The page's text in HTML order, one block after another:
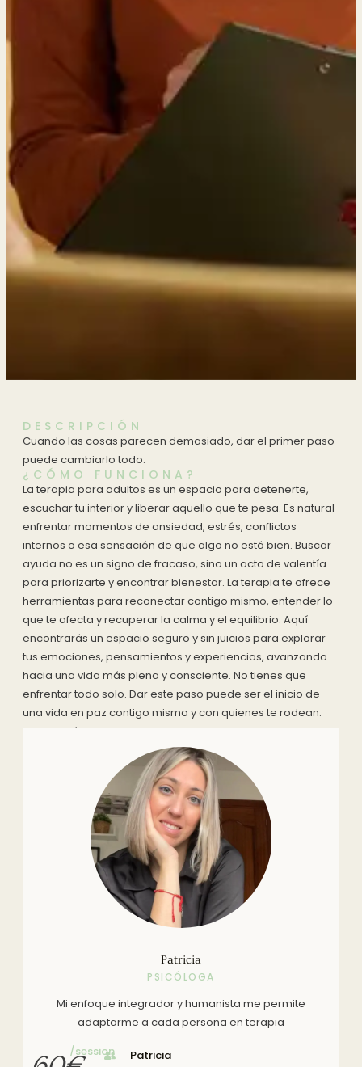
DESCRIPCIÓN
Cuando las cosas parecen demasiado, dar el primer paso
puede cambiarlo todo.
¿CÓMO FUNCIONA?
La terapia para adultos es un espacio para detenerte,
escuchar tu interior y liberar aquello que te pesa. Es natural
enfrentar momentos de ansiedad, estrés, conflictos
internos o esa sensación de que algo no está bien. Buscar
ayuda no es un signo de fracaso, sino un acto de valentía
para priorizarte y encontrar bienestar. La terapia te ofrece
herramientas para reconectar contigo mismo, entender lo
que te afecta y recuperar la calma y el equilibrio. Aquí
encontrarás un espacio seguro y sin juicios para explorar
tus emociones, pensamientos y experiencias, avanzando
hacia una vida más plena y consciente. No tienes que
enfrentar todo solo. Dar este paso puede ser el inicio de
una vida en paz contigo mismo y con quienes te rodean.
Estoy aquí para acompañarte en este camino.
Patricia
PSICÓLOGA
Mi enfoque integrador y humanista me permite
adaptarme a cada persona en terapia
/session Patricia